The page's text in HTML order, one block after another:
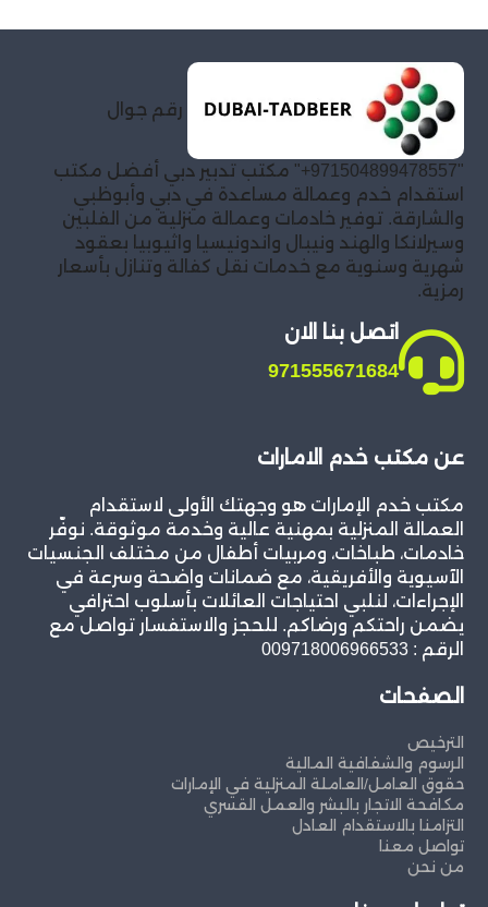
رقم جوال
"971504899478557+" مكتب تدبير دبي أفضل مكتب
استقدام خدم وعمالة مساعدة في دبي وأبوظبي
والشارقة. توفير خادمات وعمالة منزلية من الفلبين
وسيرلانكا والهند ونيبال واندونيسيا واثيوبيا بعقود
شهرية وسنوية مع خدمات نقل كفالة وتنازل بأسعار
رمزية.
اتصل بنا الان
971555671684
عن مكتب خدم الامارات
مكتب خدم الإمارات هو وجهتك الأولى لاستقدام
العمالة المنزلية بمهنية عالية وخدمة موثوقة. نوفّر
خادمات، طباخات، ومربيات أطفال من مختلف الجنسيات
الآسيوية والأفريقية، مع ضمانات واضحة وسرعة في
الإجراءات، لنلبي احتياجات العائلات بأسلوب احترافي
يضمن راحتكم ورضاكم. للحجز والاستفسار تواصل مع
الرقم : 009718006966533
الصفحات
الترخيص
الرسوم والشفافية المالية
حقوق العامل/العاملة المنزلية في الإمارات
مكافحة الاتجار بالبشر والعمل القسري
التزامنا بالاستقدام العادل
تواصل معنا
من نحن